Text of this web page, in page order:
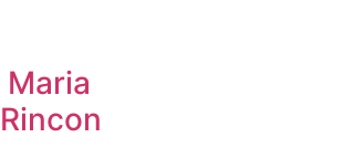
Maria